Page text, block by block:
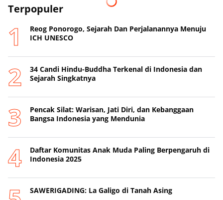
Terpopuler
Reog Ponorogo, Sejarah Dan Perjalanannya Menuju
ICH UNESCO
34 Candi Hindu-Buddha Terkenal di Indonesia dan
Sejarah Singkatnya
Pencak Silat: Warisan, Jati Diri, dan Kebanggaan
Bangsa Indonesia yang Mendunia
Daftar Komunitas Anak Muda Paling Berpengaruh di
Indonesia 2025
SAWERIGADING: La Galigo di Tanah Asing